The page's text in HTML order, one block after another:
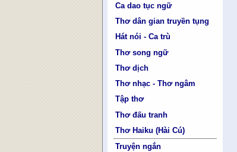
Ca dao tục ngữ
Thơ dân gian truyền tụng
Hát nói - Ca trù
Thơ song ngữ
Thơ dịch
Thơ nhạc - Thơ ngâm
Tập thơ
Thơ đấu tranh
Thơ Haiku (Hài Cú)
Truyện ngắn